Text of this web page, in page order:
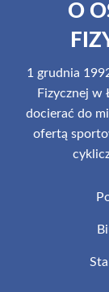
O
1 grudnia
Fizycznej w
docierać do
ofertą